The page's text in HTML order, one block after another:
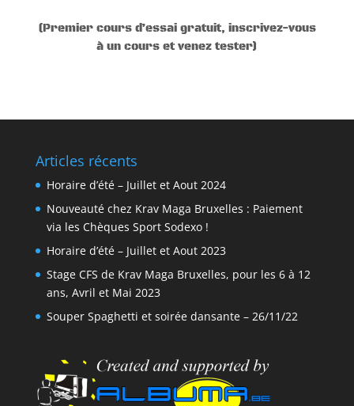
(Premier cours d’essai gratuit, inscrivez-vous
à un cours et venez tester)
Articles récents
Horaire d’été – Juillet et Aout 2024
Nouveauté chez Krav Maga Bruxelles : Paiement
via les Chèques Sport Sodexo !
Horaire d’été – Juillet et Aout 2023
Stage CFS de Krav Maga Bruxelles, pour les 6 à 12
ans, Avril et Mai 2023
Souper Spaghetti et soirée dansante – 26/11/22